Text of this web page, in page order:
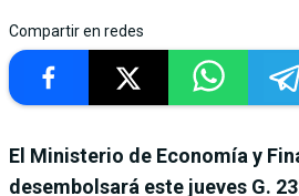
Compartir en redes
El Ministerio de Economía y
desembolsará este jueves G.